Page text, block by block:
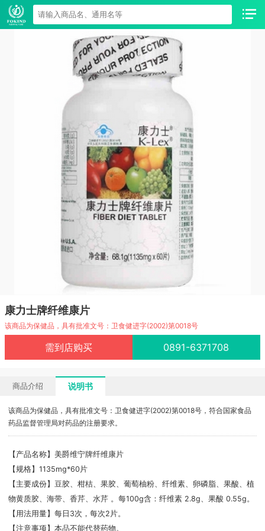
康力士牌纤维康片
该商品为保健品，具有批准文号：卫食健进字(2002)第0018号
需到店购买 0891-6371708
商品介绍 说明书
该商品为保健品，具有批准文号：卫食健进字(2002)第0018号，符合国家食品
药品监督管理局对药品的注册要求。
【产品名称】美爵维宁牌纤维康片
【规格】1135mg*60片
【主要成份】豆胶、柑桔、果胶、葡萄柚粉、纤维素、卵磷脂、果酸、植
物黄质胶、海带、香芹、水芹 。每100g含：纤维素 2.8g、果酸 0.55g。
【用法用量】每日3次，每次2片。
【注意事项】本品不能代替药物。